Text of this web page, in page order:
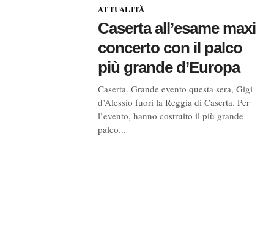
ATTUALITÀ
Caserta all’esame maxi
concerto con il palco
più grande d’Europa
Caserta. Grande evento questa sera, Gigi
d’Alessio fuori la Reggia di Caserta. Per
l’evento, hanno costruito il più grande
palco...